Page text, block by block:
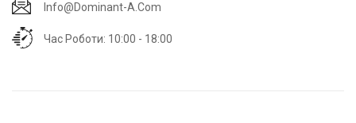
Info@dominant-A.com
Час Роботи: 10:00 - 18:00